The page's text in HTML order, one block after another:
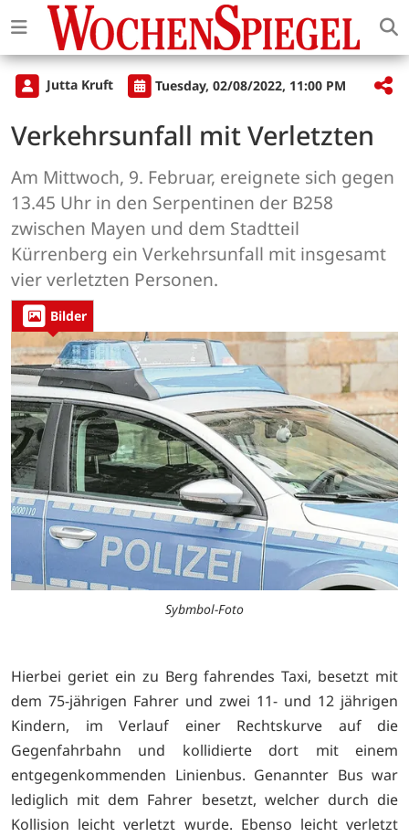
Jutta Kruft Tuesday, 02/08/2022, 11:00 PM
Verkehrsunfall mit Verletzten
Am Mittwoch, 9. Februar, ereignete sich gegen
13.45 Uhr in den Serpentinen der B258
zwischen Mayen und dem Stadtteil
Kürrenberg ein Verkehrsunfall mit insgesamt
vier verletzten Personen.
Bilder
Sybmbol-Foto
Hierbei geriet ein zu Berg fahrendes Taxi, besetzt mit
dem 75-jährigen Fahrer und zwei 11- und 12 jährigen
Kindern, im Verlauf einer Rechtskurve auf die
Gegenfahrbahn und kollidierte dort mit einem
entgegenkommenden Linienbus. Genannter Bus war
lediglich mit dem Fahrer besetzt, welcher durch die
Kollision leicht verletzt wurde. Ebenso leicht verletzt